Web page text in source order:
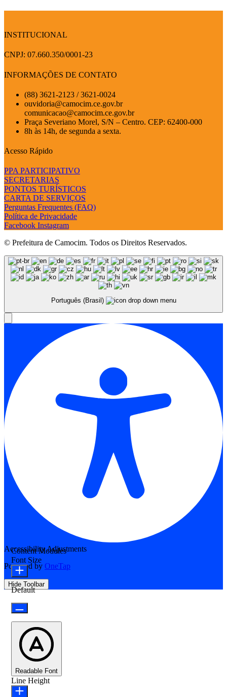
INSTITUCIONAL
CNPJ: 07.660.350/0001-23
INFORMAÇÕES DE CONTATO
(88) 3621-2123 / 3621-0024
ouvidoria@camocim.ce.gov.br
comunicacao@camocim.ce.gov.br
Praça Severiano Morel, S/N – Centro. CEP: 62400-000
8h às 14h, de segunda a sexta.
Acesso Rápido
PPA PARTICIPATIVO
SECRETARIAS
PONTOS TURÍSTICOS
CARTA DE SERVIÇOS
Perguntas Frequentes (FAQ)
Política de Privacidade
Facebook Instagram
© Prefeitura de Camocim. Todos os Direitos Reservados.
Português (Brasil)
Accessibility Adjustments
Powered by OneTap
Hide Toolbar
Content Modules
Font Size
Default
Readable Font
Line Height